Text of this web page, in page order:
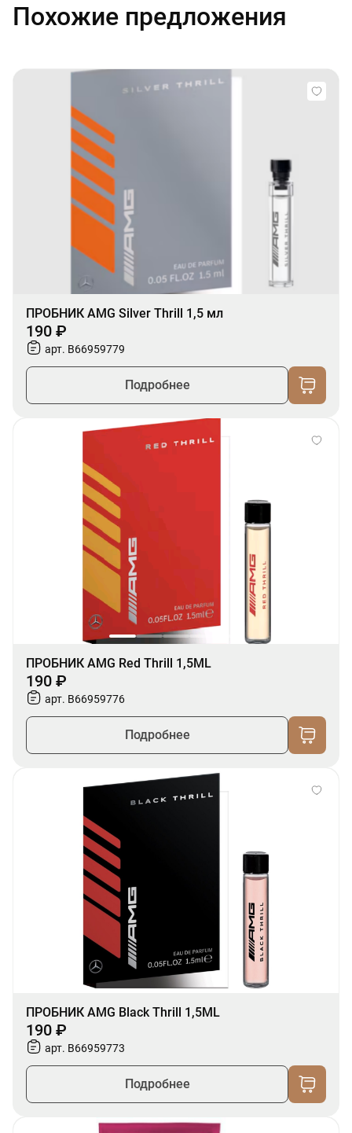
Похожие предложения
ПРОБНИК AMG Silver Thrill 1,5 мл
190 ₽
арт. B66959779
Подробнее
ПРОБНИК AMG Red Thrill 1,5ML
190 ₽
арт. B66959776
Подробнее
ПРОБНИК AMG Black Thrill 1,5ML
190 ₽
арт. B66959773
Подробнее